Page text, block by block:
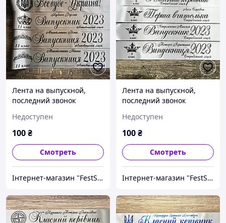
Лента на выпускной,
последний звонок
Серебрянная
Недоступен
100₴
Смотреть
Інтернет-магазин "FestShop"
Лента на выпускной,
последний звонок
Недоступен
100₴
Смотреть
Інтернет-магазин "FestShop"